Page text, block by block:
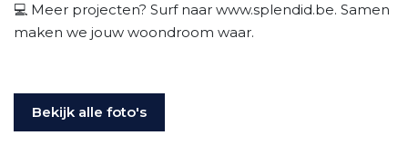
💻 Meer projecten? Surf naar www.splendid.be. Samen
maken we jouw woondroom waar.
Bekijk alle foto's